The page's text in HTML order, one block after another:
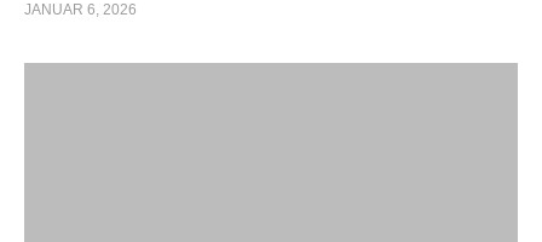
JANUAR 6, 2026